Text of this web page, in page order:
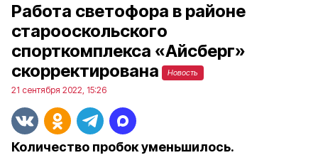
Работа светофора в районе
старооскольского
спорткомплекса «Айсберг»
скорректирована
Новость
21 сентября 2022, 15:26
Количество пробок уменьшилось.